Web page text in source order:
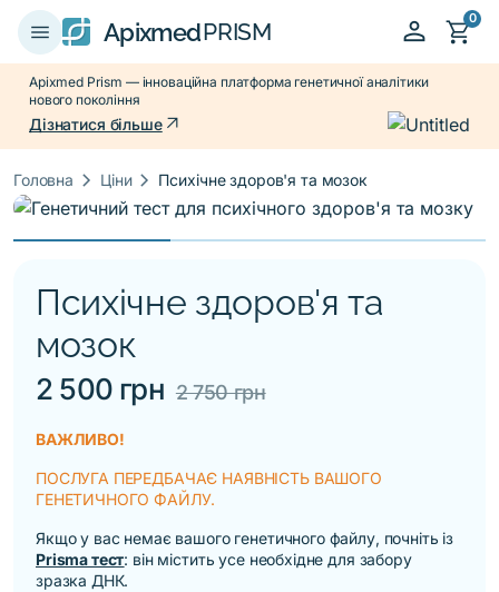
menu ApixmedPRISM person shopping_cart0
Apixmed Prism — інноваційна платформа генетичної аналітики
нового покоління
Дізнатися більшеarrow_outward
Головна keyboard_arrow_right Ціниkeyboard_arrow_right Психічне здоров'я та мозок
Психічне здоров'я та
мозок
2 500 грн 2 750 грн
ВАЖЛИВО!
ПОСЛУГА ПЕРЕДБАЧАЄ НАЯВНІСТЬ ВАШОГО
ГЕНЕТИЧНОГО ФАЙЛУ.
Якщо у вас немає вашого генетичного файлу, почніть із
Prisma тест: він містить усе необхідне для забору
зразка ДНК.